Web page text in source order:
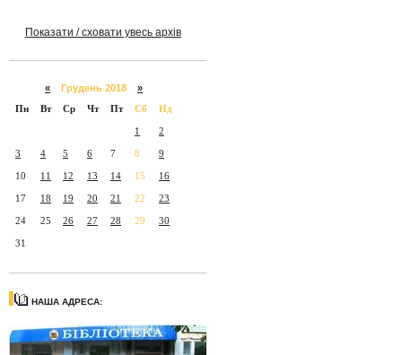
Показати / сховати увесь архів
« Грудень 2018 »
Пн
Вт Ср Чт Пт Сб Нд
1 2
3 4 5 6 7 8 9
10 11 12 13 14 15 16
17 18 19 20 21 22 23
24 25 26 27 28 29 30
31
НАША АДРЕСА: